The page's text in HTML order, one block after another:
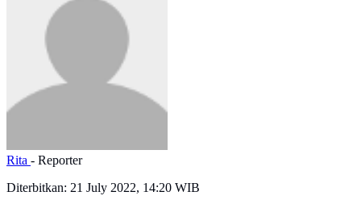
Rita - Reporter
Diterbitkan: 21 July 2022, 14:20 WIB